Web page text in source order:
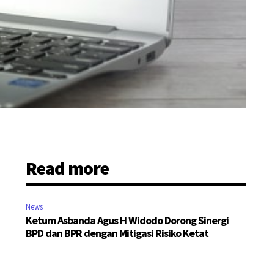
Read more
News
Ketum Asbanda Agus H Widodo Dorong Sinergi
BPD dan BPR dengan Mitigasi Risiko Ketat